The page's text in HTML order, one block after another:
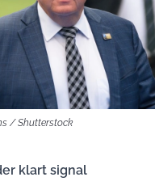
/ Shutterstock
klart signal